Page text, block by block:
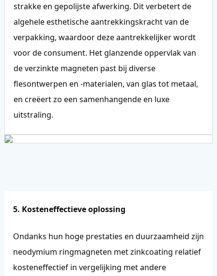
strakke en gepolijste afwerking. Dit verbetert de
algehele esthetische aantrekkingskracht van de
verpakking, waardoor deze aantrekkelijker wordt
voor de consument. Het glanzende oppervlak van
de verzinkte magneten past bij diverse
flesontwerpen en -materialen, van glas tot metaal,
en creëert zo een samenhangende en luxe
uitstraling.
5. Kosteneffectieve oplossing
Ondanks hun hoge prestaties en duurzaamheid zijn
neodymium ringmagneten met zinkcoating relatief
kosteneffectief in vergelijking met andere